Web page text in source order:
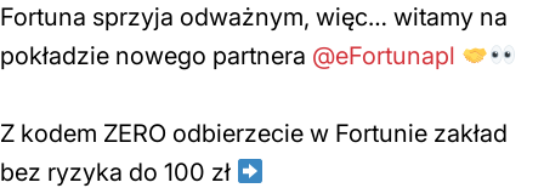
Fortuna sprzyja odważnym, więc… witamy na
pokładzie nowego partnera @eFortunapl
Z kodem ZERO odbierzecie w Fortunie zakład
bez ryzyka do 100 zł